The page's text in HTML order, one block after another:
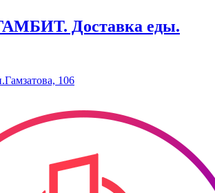
Доставка еды.
106